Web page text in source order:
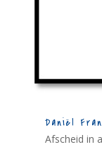
Daniël
Afscheid in